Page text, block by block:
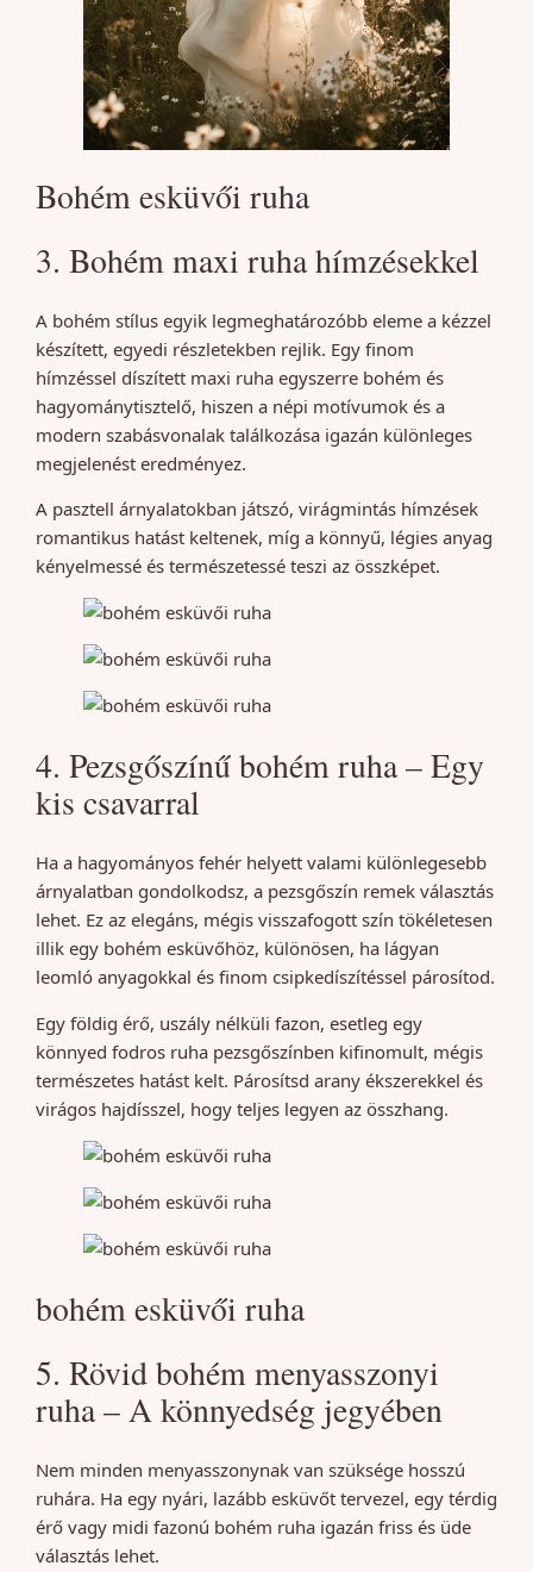
Bohém esküvői ruha
3. Bohém maxi ruha hímzésekkel
A bohém stílus egyik legmeghatározóbb eleme a kézzel
készített, egyedi részletekben rejlik. Egy finom
hímzéssel díszített maxi ruha egyszerre bohém és
hagyománytisztelő, hiszen a népi motívumok és a
modern szabásvonalak találkozása igazán különleges
megjelenést eredményez.
A pasztell árnyalatokban játszó, virágmintás hímzések
romantikus hatást keltenek, míg a könnyű, légies anyag
kényelmessé és természetessé teszi az összképet.
4. Pezsgőszínű bohém ruha – Egy
kis csavarral
Ha a hagyományos fehér helyett valami különlegesebb
árnyalatban gondolkodsz, a pezsgőszín remek választás
lehet. Ez az elegáns, mégis visszafogott szín tökéletesen
illik egy bohém esküvőhöz, különösen, ha lágyan
leomló anyagokkal és finom csipkedíszítéssel párosítod.
Egy földig érő, uszály nélküli fazon, esetleg egy
könnyed fodros ruha pezsgőszínben kifinomult, mégis
természetes hatást kelt. Párosítsd arany ékszerekkel és
virágos hajdísszel, hogy teljes legyen az összhang.
bohém esküvői ruha
5. Rövid bohém menyasszonyi
ruha – A könnyedség jegyében
Nem minden menyasszonynak van szüksége hosszú
ruhára. Ha egy nyári, lazább esküvőt tervezel, egy térdig
érő vagy midi fazonú bohém ruha igazán friss és üde
választás lehet.